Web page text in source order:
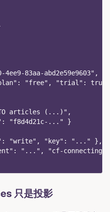
4ee9-83aa-abd2e59e9603",
"free", "trial": true
articles (...)",
"f8d4d21c-..." }
"write", "key": "..." },
"...", "cf-connecting-
只是投影